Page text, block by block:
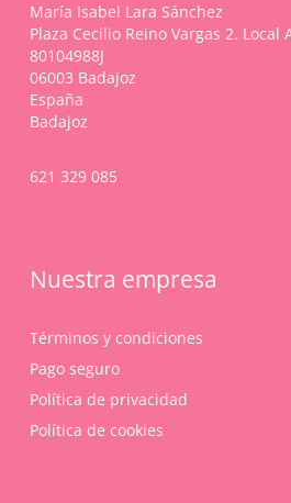
María Isabel Lara Sánchez
Plaza Cecilio Reino Vargas 2. Local
80104988J
06003 Badajoz
España
Badajoz
621 329 085
Nuestra empresa
Términos y condiciones
Pago seguro
Política de privacidad
Política de cookies